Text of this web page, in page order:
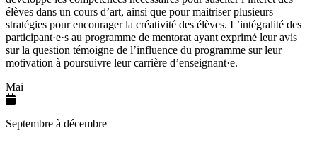
élèves dans un cours d’art, ainsi que pour maitriser plusieurs
stratégies pour encourager la créativité des élèves. L’intégralité des
participant·e·s au programme de mentorat ayant exprimé leur avis
sur la question témoigne de l’influence du programme sur leur
motivation à poursuivre leur carrière d’enseignant·e.
Mai
Septembre à décembre